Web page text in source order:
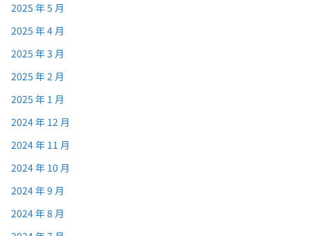
2025 年 5 月
2025 年 4 月
2025 年 3 月
2025 年 2 月
2025 年 1 月
2024 年 12 月
2024 年 11 月
2024 年 10 月
2024 年 9 月
2024 年 8 月